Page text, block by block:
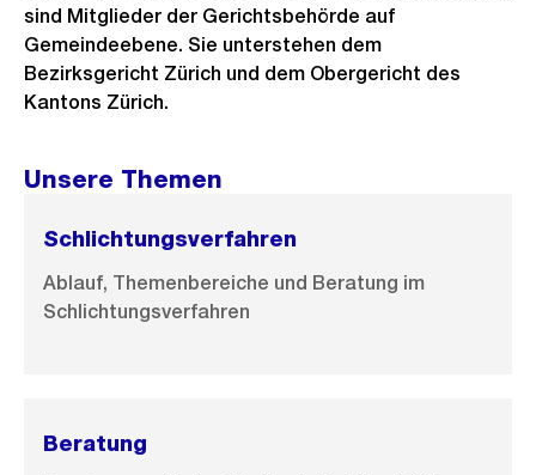
sind Mitglieder der Gerichtsbehörde auf
Gemeindeebene. Sie unterstehen dem
Bezirksgericht Zürich und dem Obergericht des
Kantons Zürich.
Unsere Themen
Schlichtungsverfahren
Ablauf, Themenbereiche und Beratung im
Schlichtungsverfahren
Beratung